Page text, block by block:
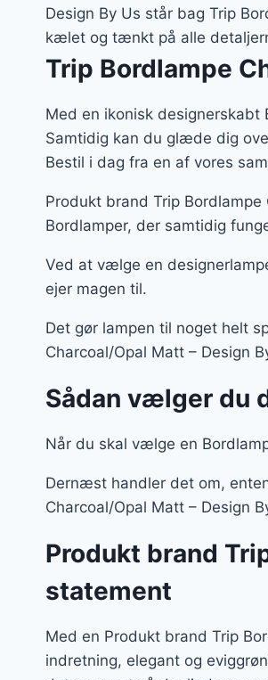
Design By Us står bag Trip
kælet og tænkt på alle
Trip Bordlampe
Med en ikonisk
Samtidig kan du glæde dig
Bestil i dag fra en af vores
Produkt brand Trip
Bordlamper, der samtidig
Ved at vælge en
ejer magen til.
Det gør lampen til noget helt
Charcoal/Opal Matt – Design
Sådan vælger du
Når du skal vælge en
Dernæst handler det om,
Charcoal/Opal Matt – Design
Produkt brand
statement
Med en Produkt brand Trip
indretning, elegant og